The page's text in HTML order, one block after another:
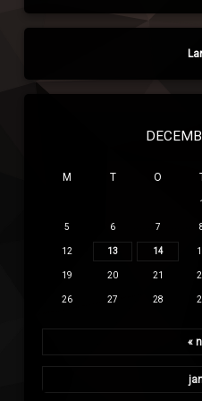
M T O
1
5 6 7
12 13 14
19 20 21
26 27 28
«